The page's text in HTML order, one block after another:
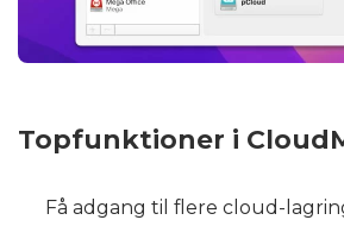
Topfunktioner i
Få adgang til flere cloud-